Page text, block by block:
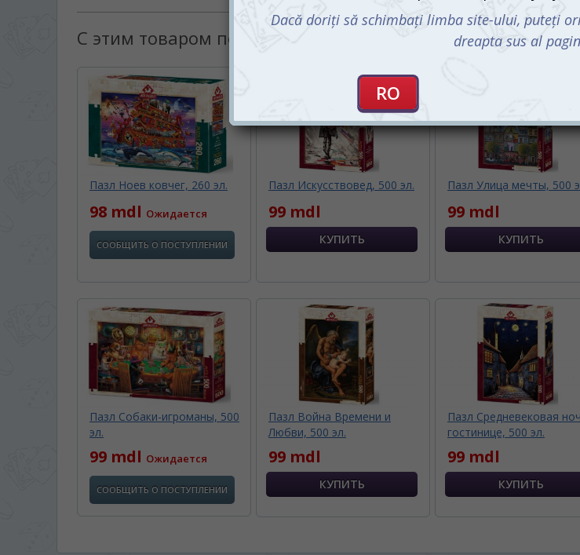
С этим товаром покупают:
Пазл Ноев ковчег, 260 эл.
98 mdl Ожидается
СООБЩИТЬ О ПОСТУПЛЕНИИ
Пазл Искусствовед, 500 эл.
99 mdl
Пазл Улица мечты, 500
99 mdl
Пазл Собаки-игроманы, 500
эл.
99 mdl Ожидается
СООБЩИТЬ О ПОСТУПЛЕНИИ
Пазл Война Времени и
Любви, 500 эл.
99 mdl
Пазл Средневековая
гостинице, 500 эл.
99 mdl